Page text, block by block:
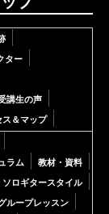
ター
講生の声
ス＆マップ
ラム
教材・資料
ソロギタースタイル
ループレッスン